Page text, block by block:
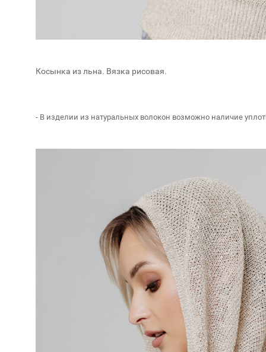
Косынка из льна. Вязка рисовая.
- В изделии из натуральных волокон возможно наличие